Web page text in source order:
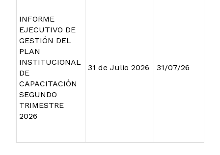
INFORME
EJECUTIVO DE
GESTIÓN DEL
PLAN
INSTITUCIONAL
DE
CAPACITACIÓN
SEGUNDO
TRIMESTRE
2026
31 de Julio 2026 31/07/26